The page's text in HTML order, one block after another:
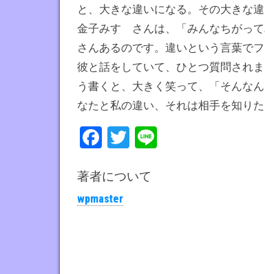
と、大きな違いになる。その大きな
金子みすゞさんは、「みんなちがっ
さんあるのです。違いという言葉で
彼と話をしていて、ひとつ質問され
う書くと、大きく笑って、「そんな
なたと私の違い、それは相手を知り
Fa
bo
ok
T
tt
著者について
wpmaster